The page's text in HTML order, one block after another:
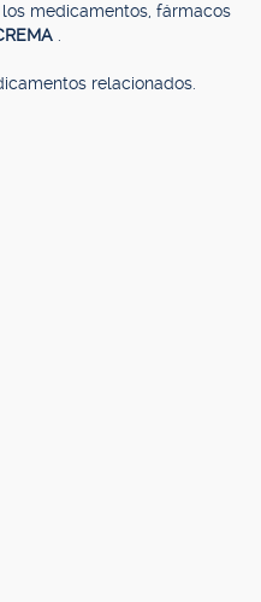
medicamentos, fármacos
relacionados.